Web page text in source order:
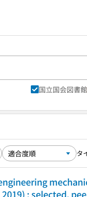
国立国会図書館
タ
2019) : selected,